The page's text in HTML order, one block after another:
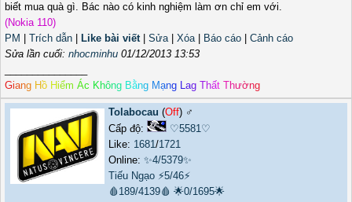
biết mua quà gì. Bác nào có kinh nghiệm làm ơn chỉ em với.
(Nokia 110)
PM
Trích dẫn Like bài viết| Sửa| Xóa| Báo cáo
Cảnh cáo
Sửa lần cuối: nhocminhu 01/12/2013 13:53
Giang Hồ Hiểm Ác Không Bằng Mạng Lag Thất Thường
Tolabocau (Off) ♂️
Cấp độ:
♡5581♡
Like: 1681/1721
Online: ✨4/5379✨
Tiếu Ngạo ⚡5/46⚡
🩸189/4139🩸 🌟0/1695🌟